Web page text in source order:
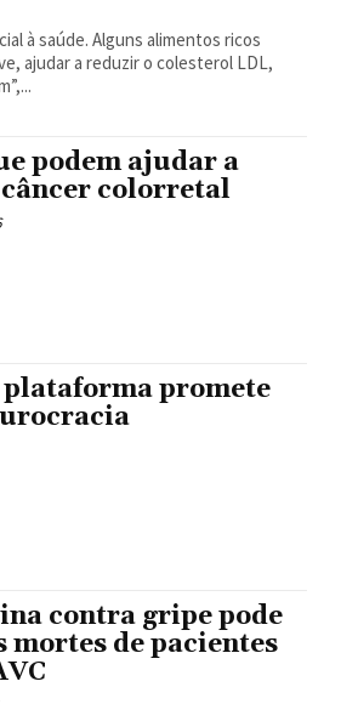
à saúde. Alguns alimentos ricos
ajudar a reduzir o colesterol LDL,
podem ajudar a
colorretal
promete
contra gripe pode
mortes de pacientes